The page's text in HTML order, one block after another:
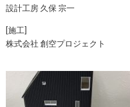
設計工房 久保 宗一
[施工]
株式会社 創空プロジェクト